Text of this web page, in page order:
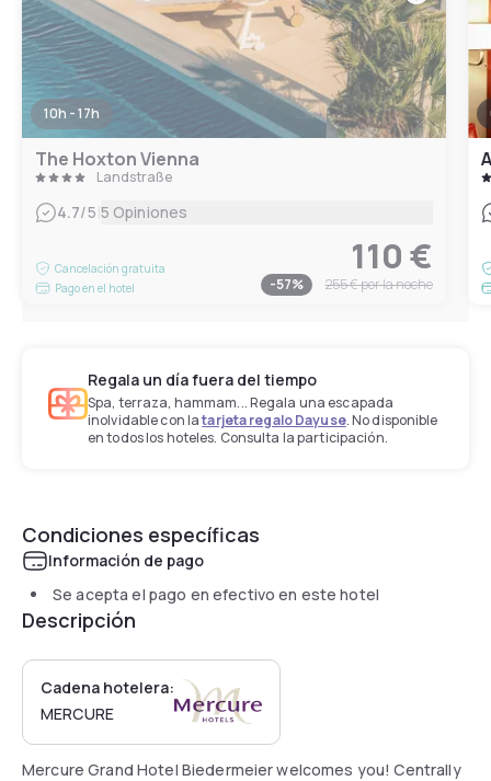
10h - 17h
The Hoxton Vienna
Landstraße
4.7/5 5 Opiniones
Cancelación gratuita
Pago en el hotel
110 €
-57% 255 €por la noche
Regala un día fuera del tiempo
Spa, terraza, hammam... Regala una escapada
inolvidable con latarjeta regalo Dayuse. No disponible
en todos los hoteles. Consulta la participación.
Condiciones específicas
Información de pago
Se acepta el pago en efectivo en este hotel
Descripción
Cadena hotelera:
MERCURE
Mercure Grand Hotel Biedermeier welcomes you! Centrally